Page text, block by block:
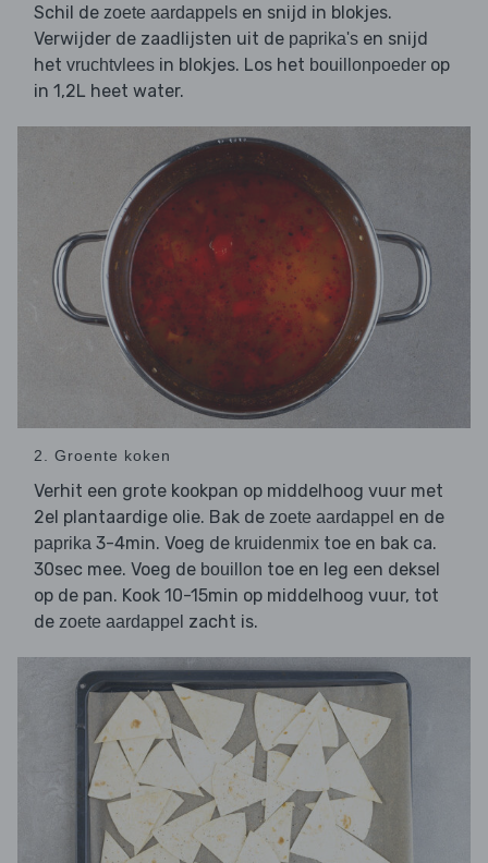
Schil de zoete aardappels en snijd in blokjes.
Verwijder de zaadlijsten uit de paprika's en snijd
het vruchtvlees in blokjes. Los het bouillonpoeder op
in 1,2L heet water.
2. Groente koken
Verhit een grote kookpan op middelhoog vuur met
2el plantaardige olie. Bak de zoete aardappel en de
paprika 3-4min. Voeg de kruidenmix toe en bak ca.
30sec mee. Voeg de bouillon toe en leg een deksel
op de pan. Kook 10-15min op middelhoog vuur, tot
de zoete aardappel zacht is.